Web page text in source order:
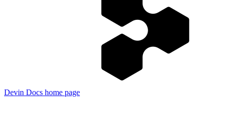
Devin Docs home page